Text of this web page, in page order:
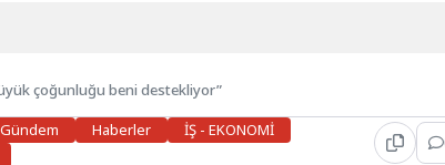
çoğunluğu beni destekliyor”
Gündem Haberler
İŞ - EKONOMİ